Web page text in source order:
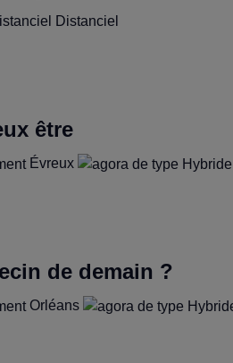
Distanciel
être
Évreux
de demain ?
Orléans